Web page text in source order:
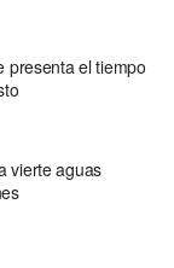
presenta el tiempo
vierte aguas